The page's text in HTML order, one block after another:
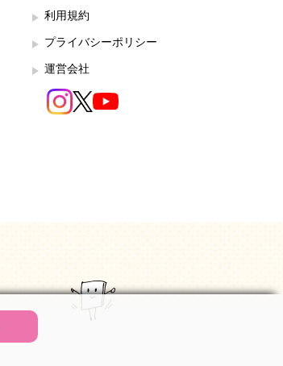
利用規約
プライバシーポリシー
運営会社